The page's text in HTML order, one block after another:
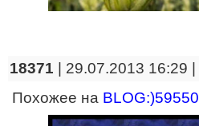
18371 | 29.07.2013 16:29 |
Похожее на BLOG:)59550